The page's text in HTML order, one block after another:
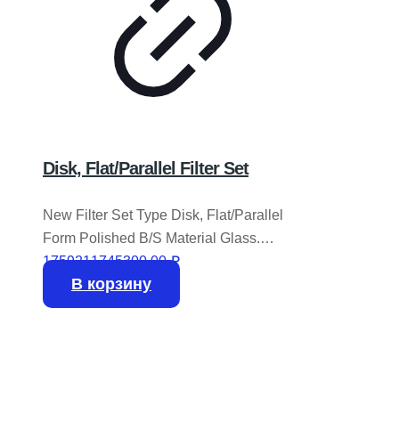
Disk, Flat/Parallel Filter Set
New Filter Set Type Disk, Flat/Parallel
Form Polished B/S Material Glass.
Coating Nd Coated Mount Integral Metal
Sleve Mtg. Dimensions: OD 1.00″ Can/A
Thk .062″ Radius N/A Fl N/A ***MPN
1759211745300,00₽
В корзину